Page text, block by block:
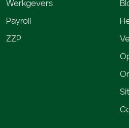
Werkgevers
Payroll
ZZP